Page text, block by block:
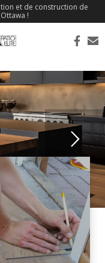
et de construction de
!